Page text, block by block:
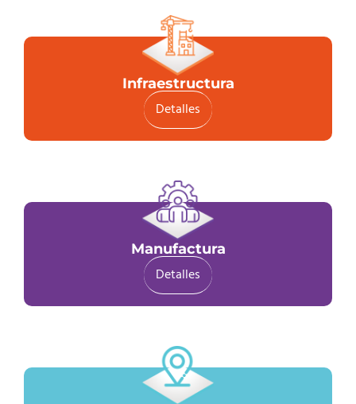
Infraestructura
Detalles
Manufactura
Detalles